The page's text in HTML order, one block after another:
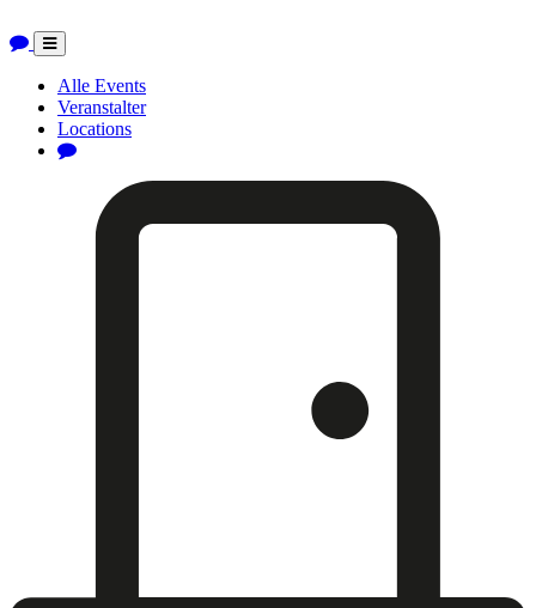
Toggle
navigation
Alle Events
Veranstalter
Locations